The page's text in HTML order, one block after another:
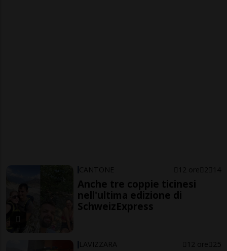
CANTONE 12 ore 2 14
Anche tre coppie ticinesi
nell'ultima edizione di
SchweizExpress
LAVIZZARA 12 ore 25